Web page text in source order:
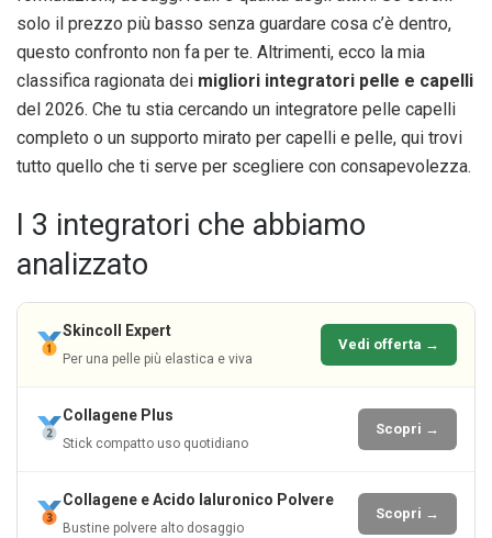
solo il prezzo più basso senza guardare cosa c’è dentro,
questo confronto non fa per te. Altrimenti, ecco la mia
classifica ragionata dei migliori integratori pelle e capelli
del 2026. Che tu stia cercando un integratore pelle capelli
completo o un supporto mirato per capelli e pelle, qui trovi
tutto quello che ti serve per scegliere con consapevolezza.
I 3 integratori che abbiamo
analizzato
Skincoll Expert
Per una pelle più elastica e viva
Vedi offerta →
Collagene Plus
Stick compatto uso quotidiano
Scopri →
Collagene e Acido Ialuronico Polvere
Bustine polvere alto dosaggio
Scopri →